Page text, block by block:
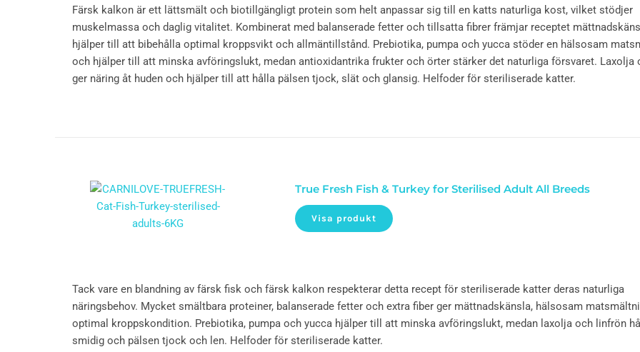
Färsk kalkon är ett lättsmält och biotillgängligt protein som helt anpassar sig till en katts naturliga kost, vilket stödjer
muskelmassa och daglig vitalitet. Kombinerat med balanserade fetter och tillsatta fibrer främjar receptet
hjälper till att bibehålla optimal kroppsvikt och allmäntillstånd. Prebiotika, pumpa och yucca stöder en hälsosam
och hjälper till att minska avföringslukt, medan antioxidantrika frukter och örter stärker det naturliga försvaret. Laxolja
ger näring åt huden och hjälper till att hålla pälsen tjock, slät och glansig. Helfoder för steriliserade katter.
True Fresh Fish & Turkey for Sterilised Adult All Breeds
Visa produkt
Tack vare en blandning av färsk fisk och färsk kalkon respekterar detta recept för steriliserade katter deras naturliga
näringsbehov. Mycket smältbara proteiner, balanserade fetter och extra fiber ger mättnadskänsla, hälsosam
optimal kroppskondition. Prebiotika, pumpa och yucca hjälper till att minska avföringslukt, medan laxolja och linfrön
smidig och pälsen tjock och len. Helfoder för steriliserade katter.